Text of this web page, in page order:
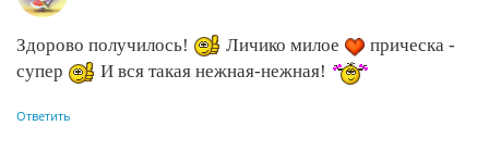
Здорово получилось! Личико милое
прическа -
супер
И вся такая нежная-нежная!
Ответить